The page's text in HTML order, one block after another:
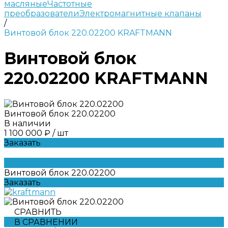
масляныеЧастотные
преобразователиЭлектромагнитные клапаны
/
Винтовой блок 220.02200 KRAFTMANN
Винтовой блок
220.02200 KRAFTMANN
Винтовой блок 220.02200
В наличии
1 100 000 ₽ / шт
Заказать
Винтовой блок 220.02200
Заказать
СРАВНИТЬ
В СРАВНЕНИИ